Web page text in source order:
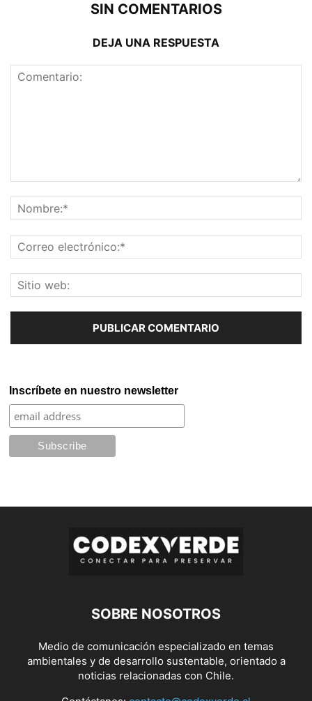
SIN COMENTARIOS
DEJA UNA RESPUESTA
Inscríbete en nuestro newsletter
SOBRE NOSOTROS
Medio de comunicación especializado en temas
ambientales y de desarrollo sustentable, orientado a
noticias relacionadas con Chile.